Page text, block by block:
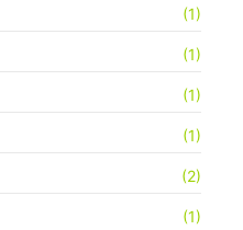
(1)
(1)
(1)
(1)
(2)
(1)